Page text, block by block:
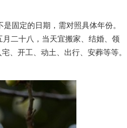
固定的日期，需对照具体年份。
二十八，当天宜搬家、结婚、领
、开工、动土、出行、安葬等等。